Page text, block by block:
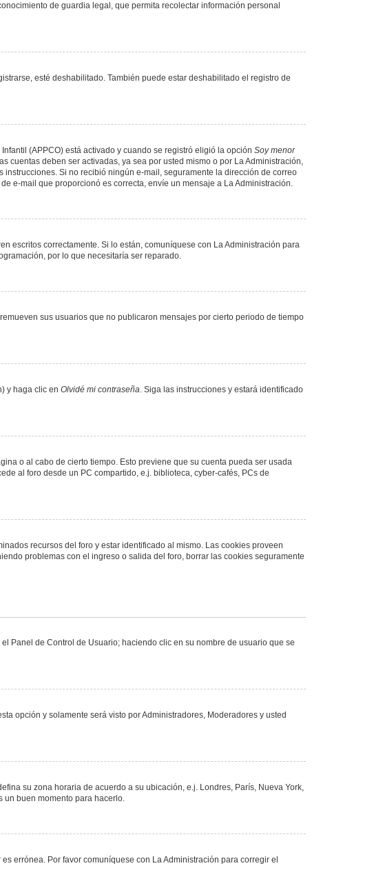
de guardia legal, que permita recolectar información personal
esté deshabilitado. También puede estar deshabilitado el registro de
(APPCO) está activado y cuando se registró eligió la opción Soy menor
cuentas deben ser activadas, ya sea por usted mismo o por La Administración,
Si no recibió ningún e-mail, seguramente la dirección de correo
e-mail que proporcionó es correcta, envíe un mensaje a La Administración.
escritos correctamente. Si lo están, comuníquese con La Administración para
por lo que necesitaría ser reparado.
sus usuarios que no publicaron mensajes por cierto periodo de tiempo
y haga clic en Olvidé mi contraseña. Siga las instrucciones y estará identificado
o al cabo de cierto tiempo. Esto previene que su cuenta pueda ser usada
al foro desde un PC compartido, e.j. biblioteca, cyber-cafés, PCs de
recursos del foro y estar identificado al mismo. Las cookies proveen
problemas con el ingreso o salida del foro, borrar las cookies seguramente
Panel de Control de Usuario; haciendo clic en su nombre de usuario que se
opción y solamente será visto por Administradores, Moderadores y usted
su zona horaria de acuerdo a su ubicación, e.j. Londres, París, Nueva York,
un buen momento para hacerlo.
errónea. Por favor comuníquese con La Administración para corregir el